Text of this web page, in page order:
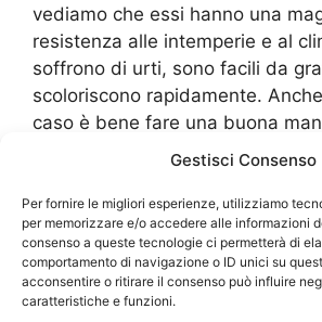
Gestisci Consenso
Per fornire le migliori esperienze, utilizziamo
per memorizzare e/o accedere alle informazioni
consenso a queste tecnologie ci permetterà di
comportamento di navigazione o ID unici su
acconsentire o ritirare il consenso può influire
caratteristiche e funzioni.
vediamo che essi hanno una
resistenza alle intemperie e al
soffrono di urti, sono facili da
scoloriscono rapidamente.
caso è bene fare una buona
sia periodica. Inoltre, per non
per quanto riguarda le pulizie.
un’attenzione nell’usare i giusti
devono essere a PH
l’alluminio. Questo è un pessimo
usare in casa, almeno che non